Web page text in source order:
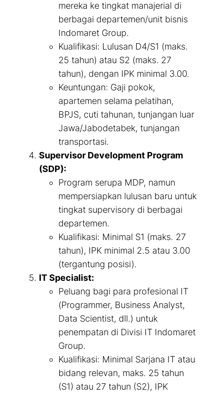
mereka ke tingkat manajerial di
berbagai departemen/unit bisnis
Indomaret Group.
Kualifikasi: Lulusan D4/S1 (maks.
25 tahun) atau S2 (maks. 27
tahun), dengan IPK minimal 3.00.
Keuntungan: Gaji pokok,
apartemen selama pelatihan,
BPJS, cuti tahunan, tunjangan luar
Jawa/Jabodetabek, tunjangan
transportasi.
Supervisor Development Program
(SDP):
Program serupa MDP, namun
mempersiapkan lulusan baru untuk
tingkat supervisory di berbagai
departemen.
Kualifikasi: Minimal S1 (maks. 27
tahun), IPK minimal 2.5 atau 3.00
(tergantung posisi).
IT Specialist:
Peluang bagi para profesional IT
(Programmer, Business Analyst,
Data Scientist, dll.) untuk
penempatan di Divisi IT Indomaret
Group.
Kualifikasi: Minimal Sarjana IT atau
bidang relevan, maks. 25 tahun
(S1) atau 27 tahun (S2), IPK